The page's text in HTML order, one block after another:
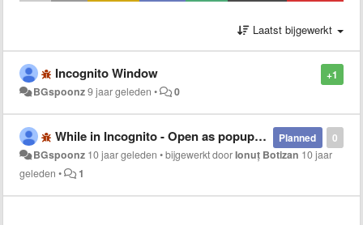
Laatst bijgewerkt
+1
Incognito Window
BGspoonz9 jaar geleden • 0
0
Planned
While in Incognito - Open as popup not working
BGspoonz 10 jaar geleden •bijgewerkt doorIonuț Botizan 10 jaar
geleden • 1